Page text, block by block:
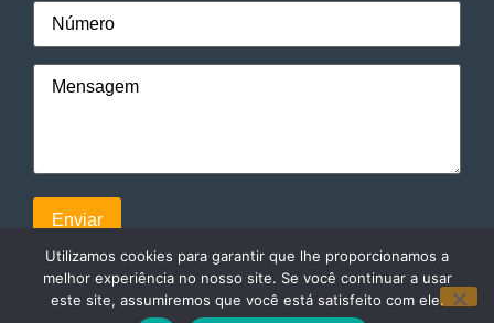
Utilizamos cookies para garantir que lhe proporcionamos a
melhor experiência no nosso site. Se você continuar a usar
este site, assumiremos que você está satisfeito com ele.